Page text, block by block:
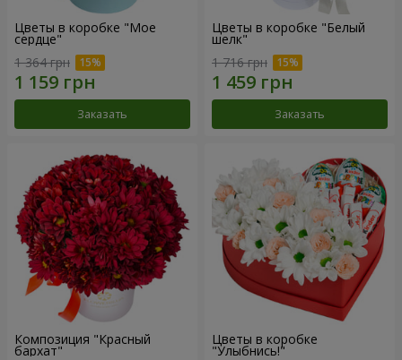
Цветы в коробке "Мое
сердце"
1 364 грн
Заказать
Цветы в коробке "Белый
шелк"
1 716 грн
Заказать
Композиция "Красный
бархат"
Цветы в коробке
"Улыбнись!"